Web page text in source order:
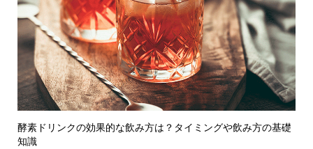
酵素ドリンクの効果的な飲み方は？タイミングや飲み方の基礎
知識